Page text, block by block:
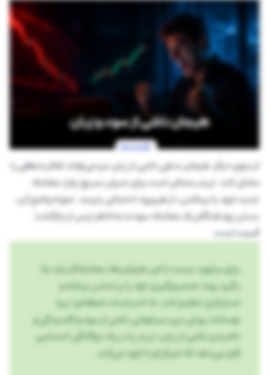
از سوی دیگر، هیجان منفی ناشی از زیان نیز می‌تواند تفکر منطقی را
مختل کند. تریدر ممکن است برای جبران سریع، وارد معامله
جدید شود یا برعکس، از هر ورود احتمالی بترسد. نمونه واضح آن،
بستن زودهنگام یک معامله سودده به‌خاطر ترس از بازگشت
قیمت است.
برای برخورد درست با این هیجان‌ها، معامله‌گر باید یاد
بگیرد روند تصمیم‌گیری خود را بر اساس برنامه و
استراتژی تنظیم کند، نه احساسات لحظه‌ای؛ زیرا
نوسانات روحی بین سرخوشی ناشی از سود و افسردگی و
ناامیدی ناشی از زیان، تریدر را در یک دوگانگی احساسی
قرار می‌دهد که تمرکز او را نابود می‌کند.